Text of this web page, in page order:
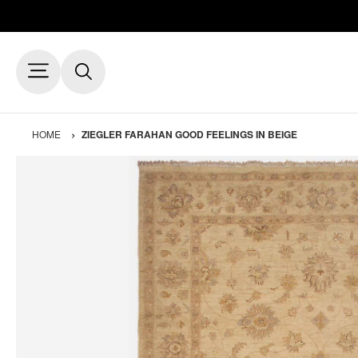
HOME ZIEGLER FARAHAN GOOD FEELINGS IN BEIGE